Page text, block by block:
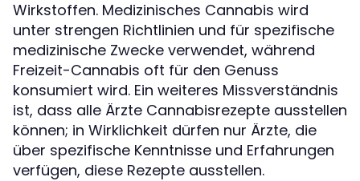
Wirkstoffen. Medizinisches Cannabis wird
unter strengen Richtlinien und für spezifische
medizinische Zwecke verwendet, während
Freizeit-Cannabis oft für den Genuss
konsumiert wird. Ein weiteres Missverständnis
ist, dass alle Ärzte Cannabisrezepte ausstellen
können; in Wirklichkeit dürfen nur Ärzte, die
über spezifische Kenntnisse und Erfahrungen
verfügen, diese Rezepte ausstellen.